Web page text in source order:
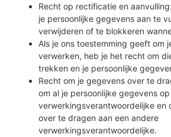
Recht op rectificatie en
je persoonlijke gegevens aan te
verwijderen of te blokkeren
Als je ons toestemming geeft om
verwerken, heb je het recht om
trekken en je persoonlijke
Recht om je gegevens over te
om al je persoonlijke gegevens
verwerkingsverantwoordelijke en
over te dragen aan een andere
verwerkingsverantwoordelijke.